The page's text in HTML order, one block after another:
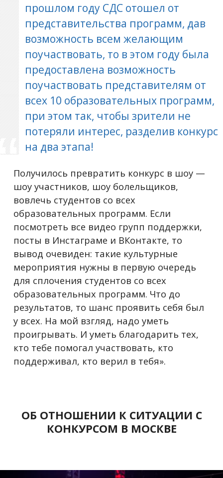
прошлом году СДС отошел от
представительства программ, дав
возможность всем желающим
поучаствовать, то в этом году была
предоставлена возможность
поучаствовать представителям от
всех 10 образовательных программ,
при этом так, чтобы зрители не
потеряли интерес, разделив конкурс
на два этапа!
Получилось превратить конкурс в шоу —
шоу участников, шоу болельщиков,
вовлечь студентов со всех
образовательных программ. Если
посмотреть все видео групп поддержки,
посты в Инстаграме и ВКонтакте, то
вывод очевиден: такие культурные
мероприятия нужны в первую очередь
для сплочения студентов со всех
образовательных программ. Что до
результатов, то шанс проявить себя был
у всех. На мой взгляд, надо уметь
проигрывать. И уметь благодарить тех,
кто тебе помогал участвовать, кто
поддерживал, кто верил в тебя».
ОБ ОТНОШЕНИИ К СИТУАЦИИ С
КОНКУРСОМ В МОСКВЕ